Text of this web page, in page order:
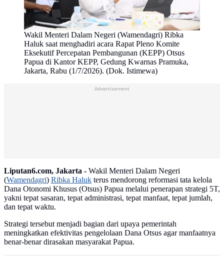
Wakil Menteri Dalam Negeri (Wamendagri) Ribka
Haluk saat menghadiri acara Rapat Pleno Komite
Eksekutif Percepatan Pembangunan (KEPP) Otsus
Papua di Kantor KEPP, Gedung Kwarnas Pramuka,
Jakarta, Rabu (1/7/2026). (Dok. Istimewa)
Advertisement
Liputan6.com, Jakarta - Wakil Menteri Dalam Negeri
(Wamendagri) Ribka Haluk terus mendorong reformasi tata kelola
Dana Otonomi Khusus (Otsus) Papua melalui penerapan strategi 5T,
yakni tepat sasaran, tepat administrasi, tepat manfaat, tepat jumlah,
dan tepat waktu.
Strategi tersebut menjadi bagian dari upaya pemerintah
meningkatkan efektivitas pengelolaan Dana Otsus agar manfaatnya
benar-benar dirasakan masyarakat Papua.